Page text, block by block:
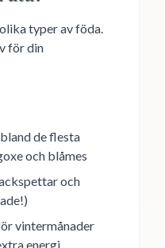
typer av föda.
för din
de flesta
och blåmes
och
vintermånader
energi